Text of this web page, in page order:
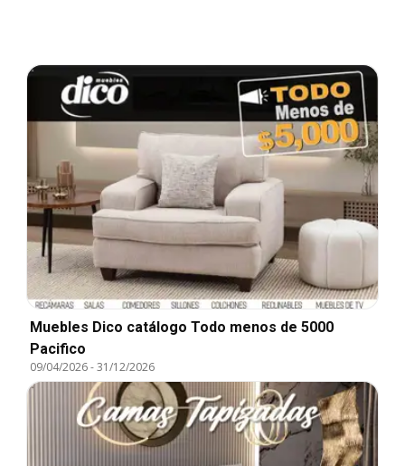
Muebles Dico catálogo Todo menos de 5000
Pacifico
09/04/2026-31/12/2026